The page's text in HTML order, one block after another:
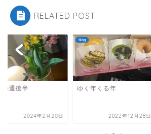
RELATED POST
の週後半
2024年2月20日
blog
ゆく年くる年
2022年12月28日